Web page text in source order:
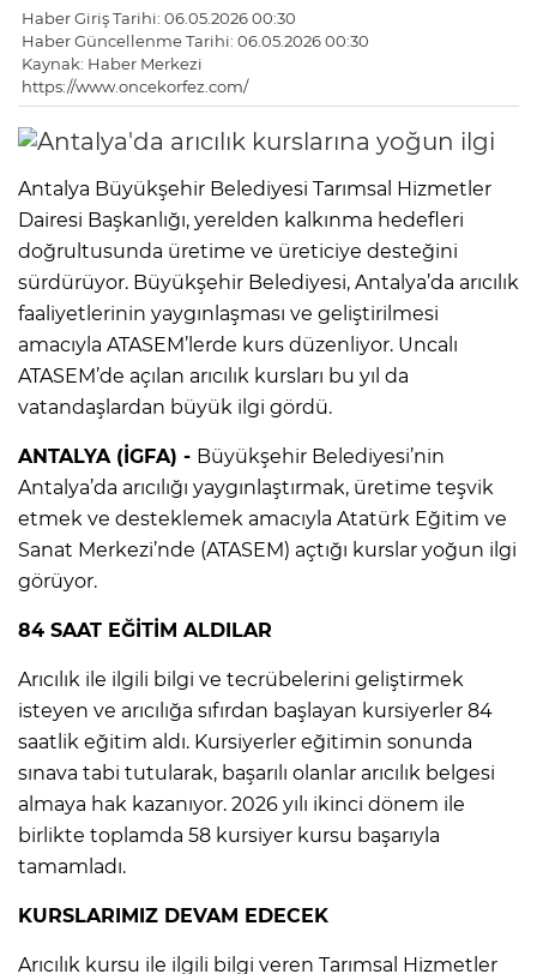
Haber Giriş Tarihi: 06.05.2026 00:30
Haber Güncellenme Tarihi: 06.05.2026 00:30
Kaynak: Haber Merkezi
https://www.oncekorfez.com/
Antalya Büyükşehir Belediyesi Tarımsal Hizmetler
Dairesi Başkanlığı, yerelden kalkınma hedefleri
doğrultusunda üretime ve üreticiye desteğini
sürdürüyor. Büyükşehir Belediyesi, Antalya’da arıcılık
faaliyetlerinin yaygınlaşması ve geliştirilmesi
amacıyla ATASEM’lerde kurs düzenliyor. Uncalı
ATASEM’de açılan arıcılık kursları bu yıl da
vatandaşlardan büyük ilgi gördü.
ANTALYA (İGFA) - Büyükşehir Belediyesi’nin
Antalya’da arıcılığı yaygınlaştırmak, üretime teşvik
etmek ve desteklemek amacıyla Atatürk Eğitim ve
Sanat Merkezi’nde (ATASEM) açtığı kurslar yoğun ilgi
görüyor.
84 SAAT EĞİTİM ALDILAR
Arıcılık ile ilgili bilgi ve tecrübelerini geliştirmek
isteyen ve arıcılığa sıfırdan başlayan kursiyerler 84
saatlik eğitim aldı. Kursiyerler eğitimin sonunda
sınava tabi tutularak, başarılı olanlar arıcılık belgesi
almaya hak kazanıyor. 2026 yılı ikinci dönem ile
birlikte toplamda 58 kursiyer kursu başarıyla
tamamladı.
KURSLARIMIZ DEVAM EDECEK
Arıcılık kursu ile ilgili bilgi veren Tarımsal Hizmetler